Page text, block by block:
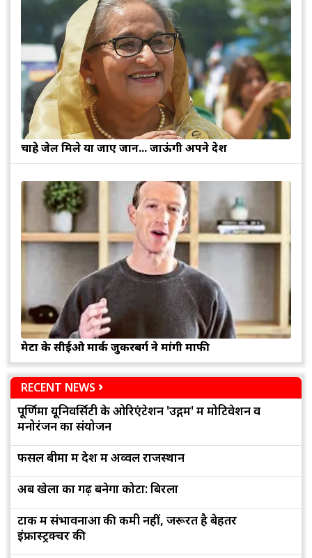
चाहे जेल मिले या जाए जान... जाऊंगी अपने देश
मेटा के सीईओ मार्क जुकरबर्ग ने मांगी माफी
RECENT NEWS
पूर्णिमा यूनिवर्सिटी के ओरिएंटेशन 'उद्गम' में मोटिवेशन व
मनोरंजन का संयोजन
फसल बीमा में देश में अव्वल राजस्थान
अब खेलों का गढ़ बनेगा कोटा: बिरला
टोंक में संभावनाओं की कमी नहीं, जरूरत है बेहतर
इंफ्रास्ट्रक्चर की